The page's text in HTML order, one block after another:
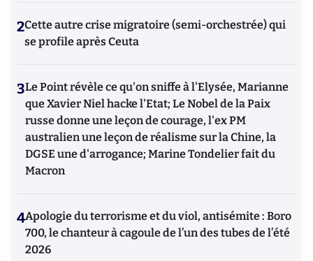
2Cette autre crise migratoire (semi-orchestrée) qui
se profile après Ceuta
3Le Point révèle ce qu'on sniffe à l'Elysée, Marianne
que Xavier Niel hacke l'Etat; Le Nobel de la Paix
russe donne une leçon de courage, l'ex PM
australien une leçon de réalisme sur la Chine, la
DGSE une d'arrogance; Marine Tondelier fait du
Macron
4Apologie du terrorisme et du viol, antisémite : Boro
700, le chanteur à cagoule de l’un des tubes de l’été
2026